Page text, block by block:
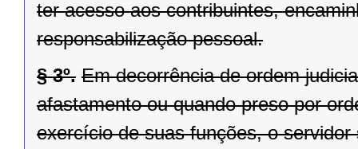
ter acesso aos contribuintes,
responsabilização pessoal.
§ 3º. Em decorrência de ordem
afastamento ou quando preso por
exercício de suas funções, o